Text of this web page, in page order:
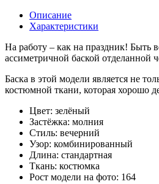
Описание
Характеристики
На работу – как на праздник! Быть
ассиметричной баской отделанной
Баска в этой модели является не
костюмной ткани, которая хорошо
Цвет: зелёный
Застёжка: молния
Стиль: вечерний
Узор: комбинированный
Длина: стандартная
Ткань: костюмка
Рост модели на фото: 164